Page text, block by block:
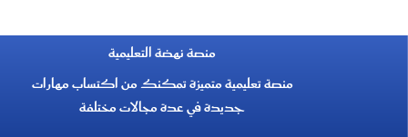
منصة نهضة التعليمية
منصة تعليمية متميزة تمكنك من اكتساب مهارات
جديدة في عدة مجالات مختلفة